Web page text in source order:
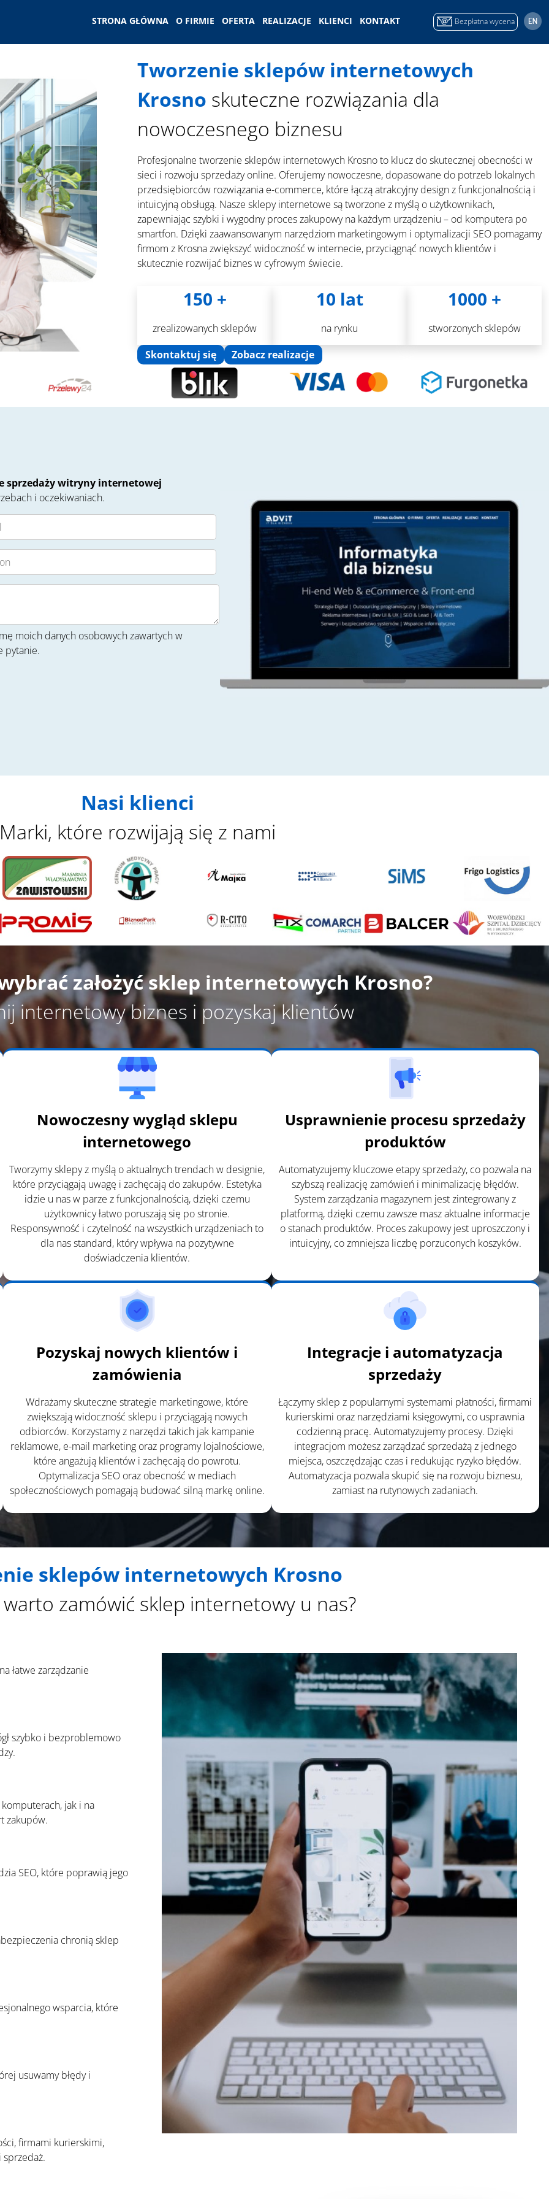
STRONA GŁÓWNA O FIRMIE OFERTA REALIZACJE KLIENCI KONTAKT Bezpłatna wycena
Tworzenie sklepów internetowych
Krosno skuteczne rozwiązania dla
nowoczesnego biznesu
Profesjonalne tworzenie sklepów internetowych Krosno to klucz do skutecznej obecności w
sieci i rozwoju sprzedaży online. Oferujemy nowoczesne, dopasowane do potrzeb lokalnych
przedsiębiorców rozwiązania e-commerce, które łączą atrakcyjny design z funkcjonalnością i
intuicyjną obsługą. Nasze sklepy internetowe są tworzone z myślą o użytkownikach,
zapewniając szybki i wygodny proces zakupowy na każdym urządzeniu – od komputera po
smartfon. Dzięki zaawansowanym narzędziom marketingowym i optymalizacji SEO pomagamy
firmom z Krosna zwiększyć widoczność w internecie, przyciągnąć nowych klientów i
skutecznie rozwijać biznes w cyfrowym świecie.
150 +
zrealizowanych sklepów
10 lat
na rynku
1000 +
stworzonych sklepów
Skontaktuj się
Zobacz realizacje
sprzedaży witryny internetowej
i oczekiwaniach.
moich danych osobowych zawartych w
pytanie.
Nasi klienci
Marki, które rozwijają się z nami
założyć sklep internetowych Krosno?
internetowy biznes i pozyskaj klientów
Nowoczesny wygląd sklepu
internetowego
Tworzymy sklepy z myślą o aktualnych trendach w designie,
które przyciągają uwagę i zachęcają do zakupów. Estetyka
idzie u nas w parze z funkcjonalnością, dzięki czemu
użytkownicy łatwo poruszają się po stronie.
Responsywność i czytelność na wszystkich urządzeniach to
dla nas standard, który wpływa na pozytywne
doświadczenia klientów.
Usprawnienie procesu sprzedaży
produktów
Automatyzujemy kluczowe etapy sprzedaży, co pozwala na
szybszą realizację zamówień i minimalizację błędów.
System zarządzania magazynem jest zintegrowany z
platformą, dzięki czemu zawsze masz aktualne informacje
o stanach produktów. Proces zakupowy jest uproszczony i
intuicyjny, co zmniejsza liczbę porzuconych koszyków.
Pozyskaj nowych klientów i
zamówienia
Wdrażamy skuteczne strategie marketingowe, które
zwiększają widoczność sklepu i przyciągają nowych
odbiorców. Korzystamy z narzędzi takich jak kampanie
reklamowe, e-mail marketing oraz programy lojalnościowe,
które angażują klientów i zachęcają do powrotu.
Optymalizacja SEO oraz obecność w mediach
społecznościowych pomagają budować silną markę online.
Integracje i automatyzacja
sprzedaży
Łączymy sklep z popularnymi systemami płatności, firmami
kurierskimi oraz narzędziami księgowymi, co usprawnia
codzienną pracę. Automatyzujemy procesy. Dzięki
integracjom możesz zarządzać sprzedażą z jednego
miejsca, oszczędzając czas i redukując ryzyko błędów.
Automatyzacja pozwala skupić się na rozwoju biznesu,
zamiast na rutynowych zadaniach.
sklepów internetowych Krosno
warto zamówić sklep internetowy u nas?
łatwe zarządzanie
szybko i bezproblemowo
jak i na
zakupów.
SEO, które poprawią jego
chronią sklep
wsparcia, które
usuwamy błędy i
firmami kurierskimi,